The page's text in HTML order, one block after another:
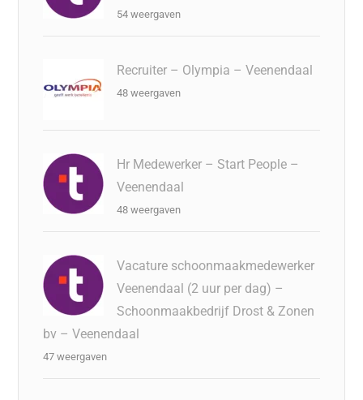
54 weergaven
Recruiter – Olympia – Veenendaal
48 weergaven
Hr Medewerker – Start People –
Veenendaal
48 weergaven
Vacature schoonmaakmedewerker
Veenendaal (2 uur per dag) –
Schoonmaakbedrijf Drost & Zonen
bv – Veenendaal
47 weergaven